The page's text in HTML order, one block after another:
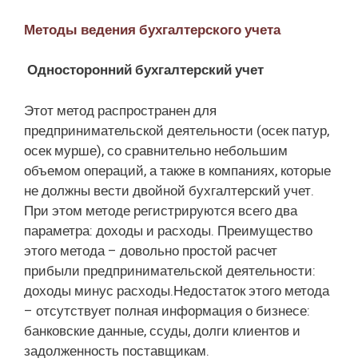
Методы ведения бухгалтерского учета
Односторонний бухгалтерский учет
Этот метод распространен для
предпринимательской деятельности (осек патур,
осек мурше), со сравнительно небольшим
объемом операций, а также в компаниях, которые
не должны вести двойной бухгалтерский учет.
При этом методе регистрируются всего два
параметра: доходы и расходы. Преимущество
этого метода – довольно простой расчет
прибыли предпринимательской деятельности:
доходы минус расходы.Недостаток этого метода
– отсутствует полная информация о бизнесе:
банковские данные, ссуды, долги клиентов и
задолженность поставщикам.